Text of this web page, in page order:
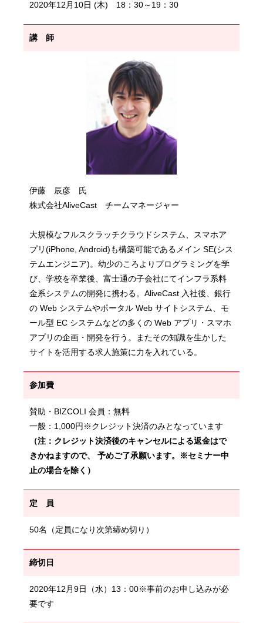
2020年12月10日 (木) 18：30～19：30
講 師
伊藤 辰彦 氏
株式会社AliveCast チームマネージャー
大規模なフルスクラッチクラウドシステム、スマホア
プリ(iPhone, Android)も構築可能であるメイン SE(シス
テムエンジニア)。幼少のころよりプログラミングを学
び、学校を卒業後、富士通の子会社にてインフラ系料
金系システムの開発に携わる。AliveCast 入社後、銀行
の Web システムやポータル Web サイトシステム、モ
ール型 EC システムなどの多くの Web アプリ・スマホ
アプリの企画・開発を行う。またその知識を生かした
サイトを活用する求人施策に力を入れている。
参加費
賛助・BIZCOLI 会員：無料
一般：1,000円※クレジット決済のみとなっています
（注：クレジット決済後のキャンセルによる返金はで
きかねますので、 予めご了承願います。※セミナー中
止の場合を除く）
定 員
50名（定員になり次第締め切り）
締切日
2020年12月9日（水）13：00※事前のお申し込みが必
要です